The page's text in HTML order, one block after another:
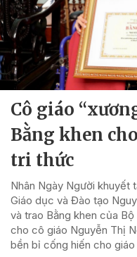
Cô giáo
Bằng khen
tri thức
Nhân Ngày Người khuyết
Giáo dục và Đào tạo
và trao Bằng khen của
cho cô giáo Nguyễn Thị
bền bỉ cống hiến cho